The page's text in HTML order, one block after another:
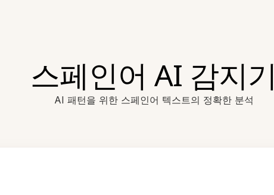
스페인어 AI 감지기
AI 패턴을 위한 스페인어 텍스트의 정확한 분석